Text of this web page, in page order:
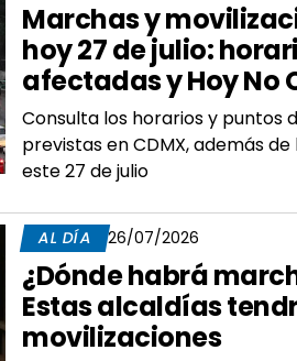
Marchas y
hoy 27 de julio:
afectadas y Hoy No
Consulta los horarios y puntos
previstas en CDMX, además
este 27 de julio
AL DÍA 26/07/2026
¿Dónde habrá
Estas alcaldías
movilizaciones